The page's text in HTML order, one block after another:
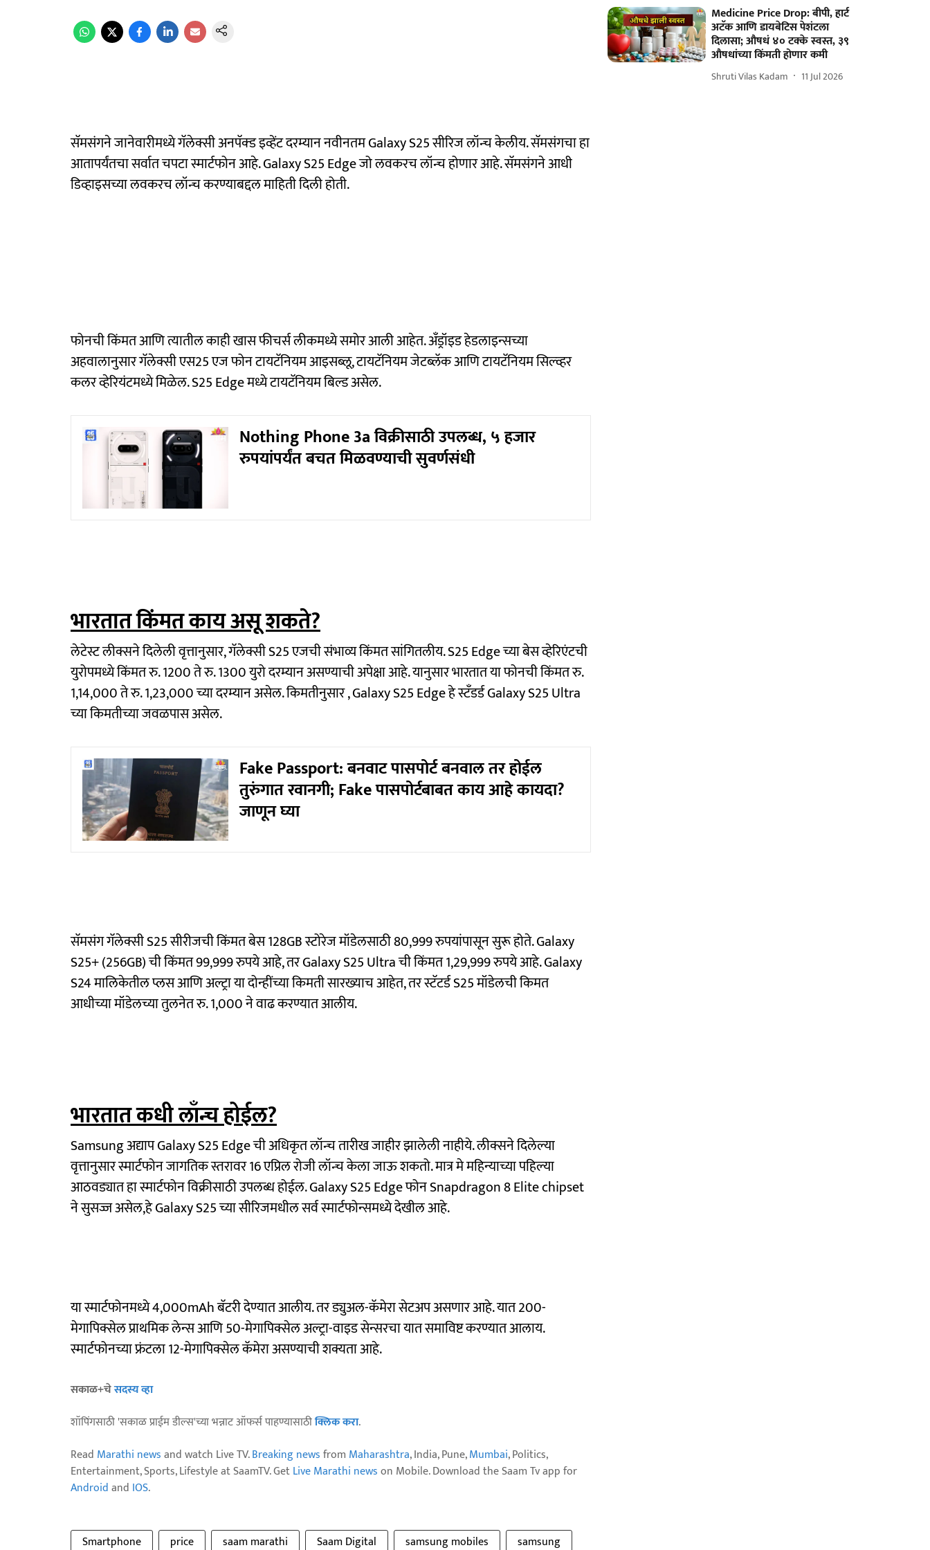
सॅमसंगने जानेवारीमध्ये गॅलेक्सी अनपॅक्ड इव्हेंट दरम्यान नवीनतम Galaxy S25 सीरिज लॉन्च केलीय. सॅमसंगचा हा
आतापर्यंतचा सर्वात चपटा स्मार्टफोन आहे. Galaxy S25 Edge जो लवकरच लॉन्च होणार आहे. सॅमसंगने आधी
डिव्हाइसच्या लवकरच लॉन्च करण्याबद्दल माहिती दिली होती.
फोनची किंमत आणि त्यातील काही खास फीचर्स लीकमध्ये समोर आली आहेत. अँड्रॉइड हेडलाइन्सच्या
अहवालानुसार गॅलेक्सी एस25 एज फोन टायटॅनियम आइसब्लू, टायटॅनियम जेटब्लॅक आणि टायटॅनियम सिल्व्हर
कलर व्हेरियंटमध्ये मिळेल. S25 Edge मध्ये टायटॅनियम बिल्ड असेल.
Nothing Phone 3a विक्रीसाठी उपलब्ध, ५ हजार
रुपयांपर्यंत बचत मिळवण्याची सुवर्णसंधी
भारतात किंमत काय असू शकते?
लेटेस्ट लीक्सने दिलेली वृत्तानुसार, गॅलेक्सी S25 एजची संभाव्य किंमत सांगितलीय. S25 Edge च्या बेस व्हेरिएंटची
युरोपमध्ये किंमत रु. 1200 ते रु. 1300 युरो दरम्यान असण्याची अपेक्षा आहे. यानुसार भारतात या फोनची किंमत रु.
1,14,000 ते रु. 1,23,000 च्या दरम्यान असेल. किमतीनुसार , Galaxy S25 Edge हे स्टँडर्ड Galaxy S25 Ultra
च्या किमतीच्या जवळपास असेल.
Fake Passport: बनवाट पासपोर्ट बनवाल तर होईल
तुरुंगात रवानगी; Fake पासपोर्टबाबत काय आहे कायदा?
जाणून घ्या
सॅमसंग गॅलेक्सी S25 सीरीजची किंमत बेस 128GB स्टोरेज मॉडेलसाठी 80,999 रुपयांपासून सुरू होते. Galaxy
S25+ (256GB) ची किंमत 99,999 रुपये आहे, तर Galaxy S25 Ultra ची किंमत 1,29,999 रुपये आहे. Galaxy
S24 मालिकेतील प्लस आणि अल्ट्रा या दोन्हींच्या किमती सारख्याच आहेत, तर स्टॅटर्ड S25 मॉडेलची किमत
आधीच्या मॉडेलच्या तुलनेत रु. 1,000 ने वाढ करण्यात आलीय.
भारतात कधी लाँन्च होईल?
Samsung अद्याप Galaxy S25 Edge ची अधिकृत लॉन्च तारीख जाहीर झालेली नाहीये. लीक्सने दिलेल्या
वृत्तानुसार स्मार्टफोन जागतिक स्तरावर 16 एप्रिल रोजी लॉन्च केला जाऊ शकतो. मात्र मे महिन्याच्या पहिल्या
आठवड्यात हा स्मार्टफोन विक्रीसाठी उपलब्ध होईल. Galaxy S25 Edge फोन Snapdragon 8 Elite chipset
ने सुसज्ज असेल,हे Galaxy S25 च्या सीरिजमधील सर्व स्मार्टफोन्समध्ये देखील आहे.
या स्मार्टफोनमध्ये 4,000mAh बॅटरी देण्यात आलीय. तर ड्युअल-कॅमेरा सेटअप असणार आहे. यात 200-
मेगापिक्सेल प्राथमिक लेन्स आणि 50-मेगापिक्सेल अल्ट्रा-वाइड सेन्सरचा यात समाविष्ट करण्यात आलाय.
स्मार्टफोनच्या फ्रंटला 12-मेगापिक्सेल कॅमेरा असण्याची शक्यता आहे.
सकाळ+चेसदस्य व्हा
शॉपिंगसाठी 'सकाळ प्राईम डील्स'च्या भन्नाट ऑफर्स पाहण्यासाठीक्लिक करा.
Read Marathi newsand watch Live TV.Breaking newsfrom Maharashtra, India, Pune,Mumbai, Politics,
Entertainment, Sports, Lifestyle at SaamTV. GetLive Marathi newson Mobile. Download the Saam Tv app for
Androidand IOS.
Smartphone price saam marathi Saam Digital samsung mobiles samsung
Medicine Price Drop: बीपी, हार्ट
अटॅक आणि डायबेटिस पेशंटला
दिलासा; औषधं ४० टक्के स्वस्त, ३९
औषधांच्या किंमती होणार कमी
Shruti Vilas Kadam 11 Jul 2026